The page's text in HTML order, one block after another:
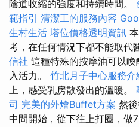
陰道收縮的強度和持續時間。
範指引 清潔工的服務內容
生村生活 塔位價格透明資訊
考，在任何情況下都不能取代
信社 這種特殊的按摩油可以
入活力。 竹北月子中心服務介
上，感受乳房散發出的溫暖。
司 完美的外燴Buffet方案 然
中間開始，從下往上打圈，做